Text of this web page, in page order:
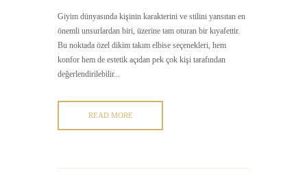
Giyim dünyasında kişinin karakterini ve stilini yansıtan en
önemli unsurlardan biri, üzerine tam oturan bir kıyafettir.
Bu noktada özel dikim takım elbise seçenekleri, hem
konfor hem de estetik açıdan pek çok kişi tarafından
değerlendirilebilir...
READ MORE